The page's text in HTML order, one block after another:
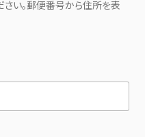
い。郵便番号から住所を表